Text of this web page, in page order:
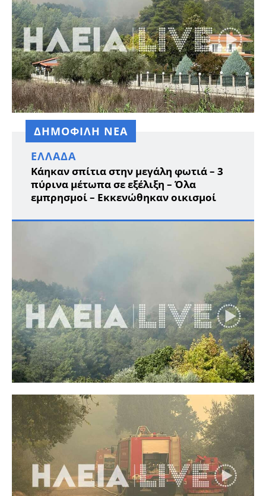
ΔΗΜΟΦΙΛΗ ΝΕΑ
ΕΛΛΆΔΑ
Κάηκαν σπίτια στην μεγάλη φωτιά – 3
πύρινα μέτωπα σε εξέλιξη – Όλα
εμπρησμοί – Εκκενώθηκαν οικισμοί